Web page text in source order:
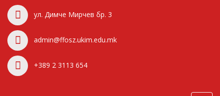
ул. Димче Мирчев бр. 3
admin@ffosz.ukim.edu.mk
+389 2 3113 654